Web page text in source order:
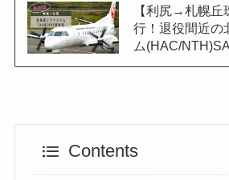
【利尻→札幌丘
行！退役間近の
ム(HAC/
Contents